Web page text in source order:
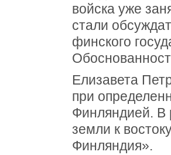
войска уже
стали
финского
Елизавета
при
Финляндией. В
земли к
Финляндия».